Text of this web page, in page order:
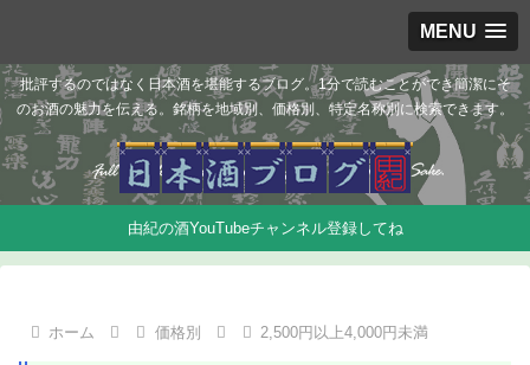
MENU
批評するのではなく日本酒を堪能するブログ。1分で読むことができ簡潔にそ
のお酒の魅力を伝える。銘柄を地域別、価格別、特定名称別に検索できます。
由紀の酒YouTubeチャンネル登録してね
ホーム 価格別 2,500円以上4,000円未満